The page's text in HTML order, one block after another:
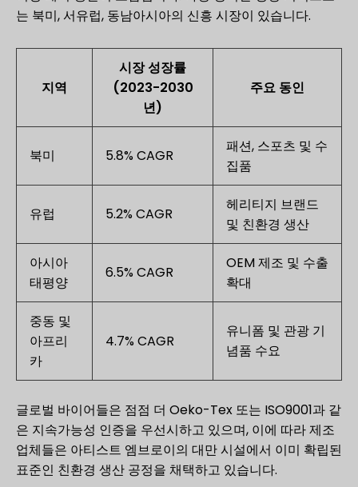
는 북미, 서유럽, 동남아시아의 신흥 시장이 있습니다.
지역
시장 성장률
(2023-2030
년)
주요 동인
북미 5.8% CAGR
패션, 스포츠 및 수
집품
유럽 5.2% CAGR
헤리티지 브랜드
및 친환경 생산
아시아
태평양
6.5% CAGR
OEM 제조 및 수출
확대
중동 및
아프리
카
4.7% CAGR
유니폼 및 관광 기
념품 수요
글로벌 바이어들은 점점 더 Oeko-Tex 또는 ISO9001과 같
은 지속가능성 인증을 우선시하고 있으며, 이에 따라 제조
업체들은 아티스트 엠브로이의 대만 시설에서 이미 확립된
표준인 친환경 생산 공정을 채택하고 있습니다.